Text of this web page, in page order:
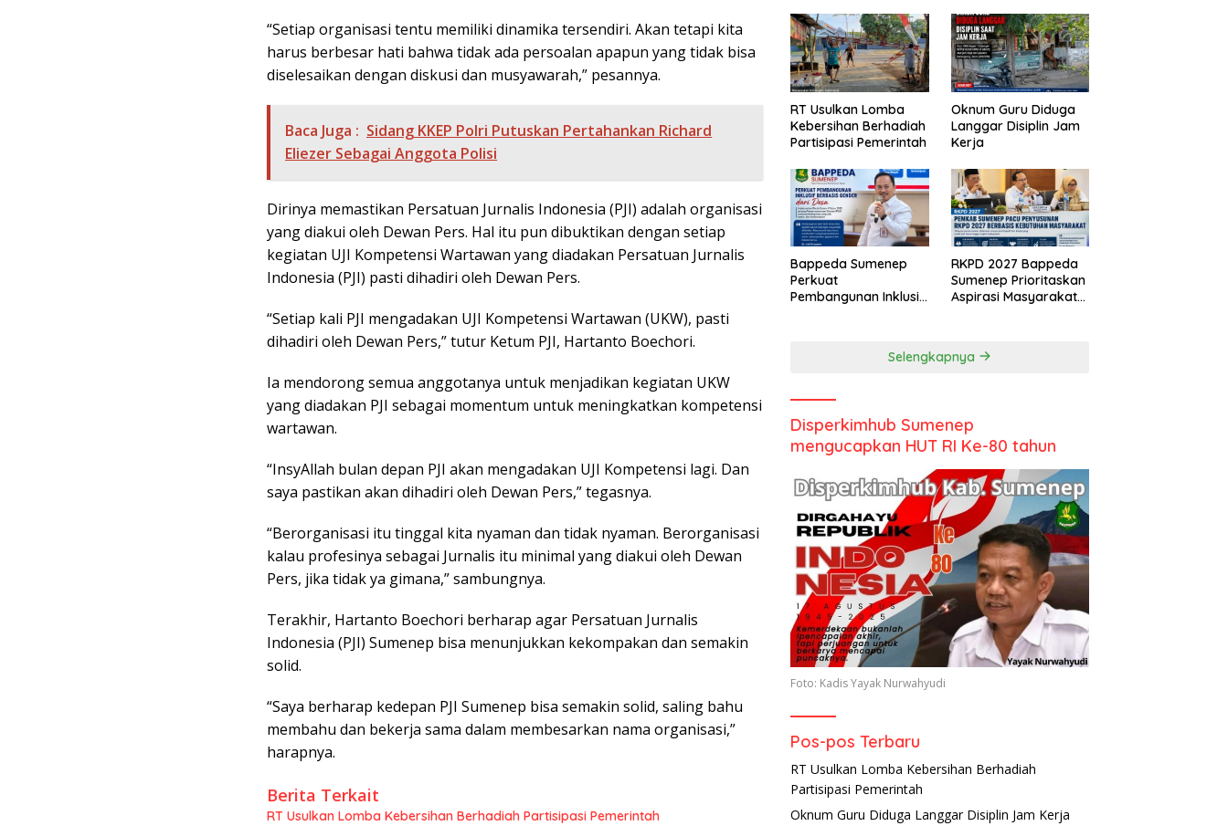
“Setiap organisasi tentu memiliki dinamika tersendiri. Akan tetapi kita
harus berbesar hati bahwa tidak ada persoalan apapun yang tidak bisa
diselesaikan dengan diskusi dan musyawarah,” pesannya.
Baca Juga : Sidang KKEP Polri Putuskan Pertahankan Richard
Eliezer Sebagai Anggota Polisi
Dirinya memastikan Persatuan Jurnalis Indonesia (PJI) adalah organisasi
yang diakui oleh Dewan Pers. Hal itu pun dibuktikan dengan setiap
kegiatan UJI Kompetensi Wartawan yang diadakan Persatuan Jurnalis
Indonesia (PJI) pasti dihadiri oleh Dewan Pers.
“Setiap kali PJI mengadakan UJI Kompetensi Wartawan (UKW), pasti
dihadiri oleh Dewan Pers,” tutur Ketum PJI, Hartanto Boechori.
Ia mendorong semua anggotanya untuk menjadikan kegiatan UKW
yang diadakan PJI sebagai momentum untuk meningkatkan kompetensi
wartawan.
“InsyAllah bulan depan PJI akan mengadakan UJI Kompetensi lagi. Dan
saya pastikan akan dihadiri oleh Dewan Pers,” tegasnya.
“Berorganisasi itu tinggal kita nyaman dan tidak nyaman. Berorganisasi
kalau profesinya sebagai Jurnalis itu minimal yang diakui oleh Dewan
Pers, jika tidak ya gimana,” sambungnya.
Terakhir, Hartanto Boechori berharap agar Persatuan Jurnalis
Indonesia (PJI) Sumenep bisa menunjukkan kekompakan dan semakin
solid.
“Saya berharap kedepan PJI Sumenep bisa semakin solid, saling bahu
membahu dan bekerja sama dalam membesarkan nama organisasi,”
harapnya.
Berita Terkait
RT Usulkan Lomba Kebersihan Berhadiah Partisipasi Pemerintah
RT Usulkan Lomba
Kebersihan Berhadiah
Partisipasi Pemerintah
Oknum Guru Diduga
Langgar Disiplin Jam
Kerja
Bappeda Sumenep
Perkuat
Pembangunan Inklusif
RKPD 2027 Bappeda
Sumenep Prioritaskan
Aspirasi Masyarakat
Selengkapnya
Disperkimhub Sumenep
mengucapkan HUT RI Ke-80 tahun
Foto: Kadis Yayak Nurwahyudi
Pos-pos Terbaru
RT Usulkan Lomba Kebersihan Berhadiah
Partisipasi Pemerintah
Oknum Guru Diduga Langgar Disiplin Jam Kerja